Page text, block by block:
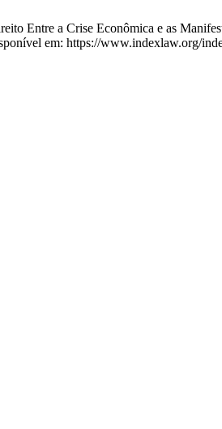
Entre a Crise Econômica e as
em: https://www.indexlaw.org/